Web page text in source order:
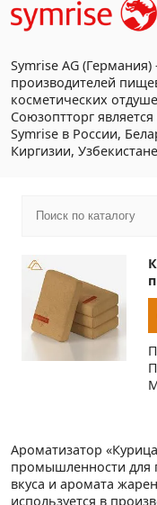
Symrise AG
производителей
косметических
Союзоптторг
Symrise в России,
Киргизии,
Ароматизатор
промышленности для
вкуса и аромата
используется в